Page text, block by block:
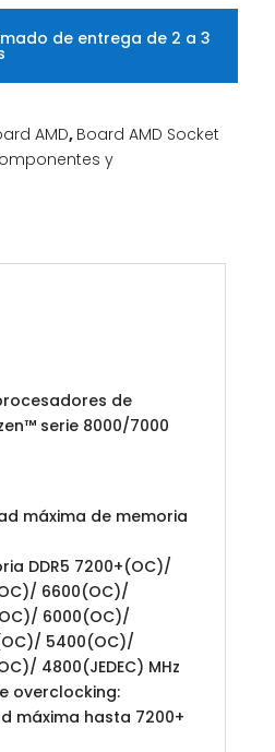
de entrega de 2 a 3
AMD, Board AMD Socket
y
de
serie 8000/7000
máxima de memoria
DDR5 7200+(OC)/
6600(OC)/
6000(OC)/
5400(OC)/
4800(JEDEC) MHz
overclocking:
máxima hasta 7200+